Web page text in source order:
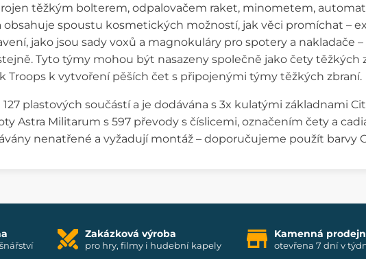
těžkým bolterem, odpalovačem raket, minometem,
obsahuje spoustu kosmetických možností, jak věci promíchat –
jako jsou sady voxů a magnokuláry pro spotery a nakladače
Tyto týmy mohou být nasazeny společně jako čety těžkých
Troops k vytvoření pěších čet s připojenými týmy těžkých zbraní.
plastových součástí a je dodávána s 3x kulatými základnami
Astra Militarum s 597 převody s číslicemi, označením čety a
nenatřené a vyžadují montáž – doporučujeme použít barvy
Zakázková výroba
pro hry, filmy i hudební kapely
Kamenná
otevřena 7 dní v